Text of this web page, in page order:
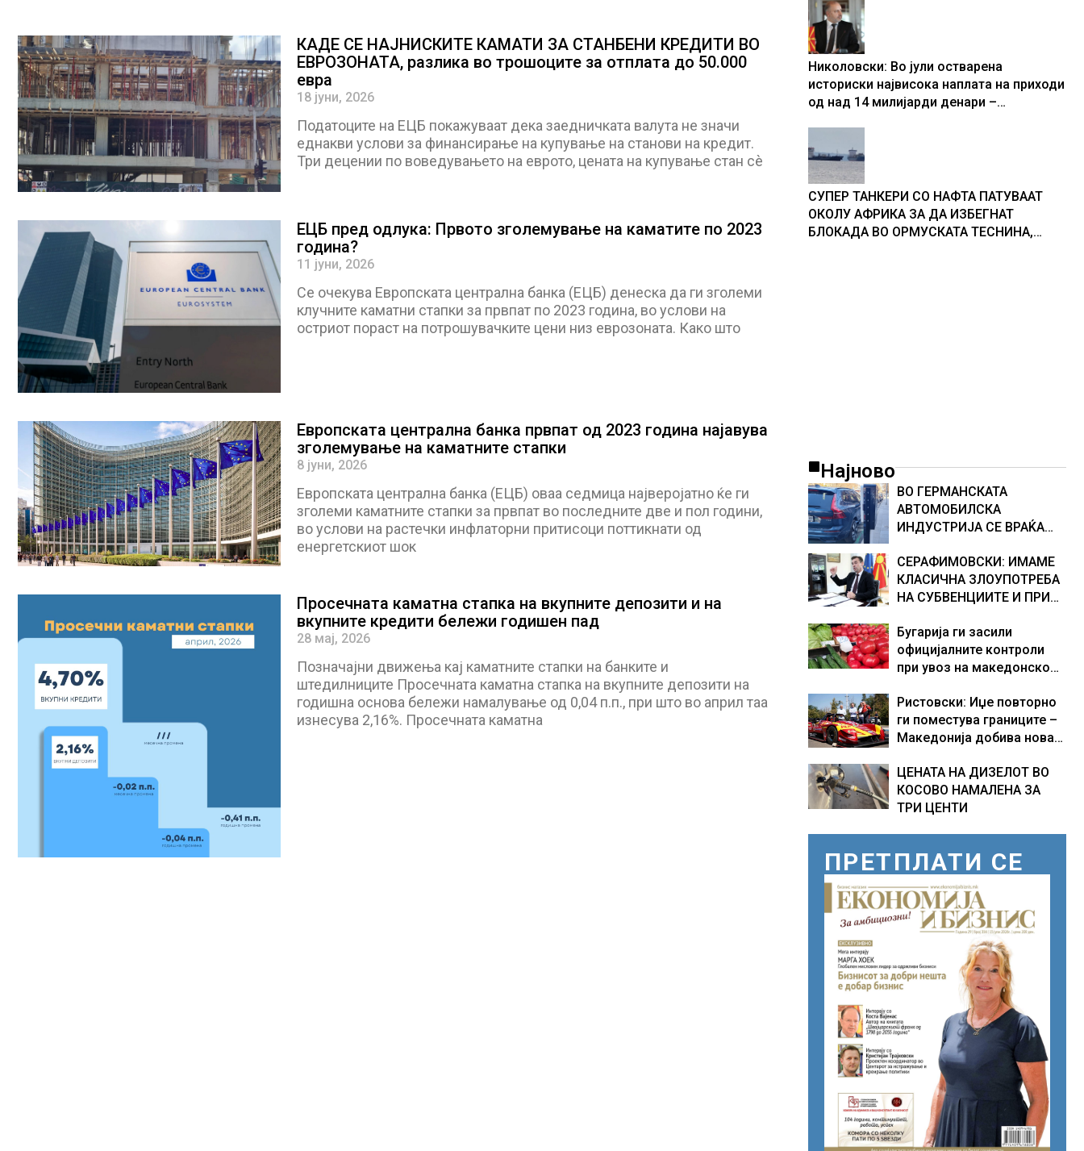
КАДЕ СЕ НАЈНИСКИТЕ КАМАТИ ЗА СТАНБЕНИ КРЕДИТИ ВО
ЕВРОЗОНАТА, разлика во трошоците за отплата до 50.000
евра
18 јуни, 2026
Податоците на ЕЦБ покажуваат дека заедничката валута не значи
еднакви услови за финансирање на купување на станови на кредит.
Три децении по воведувањето на еврото, цената на купување стан сè
ЕЦБ пред одлука: Првото зголемување на каматите по 2023
година?
11 јуни, 2026
Се очекува Европската централна банка (ЕЦБ) денеска да ги зголеми
клучните каматни стапки за првпат по 2023 година, во услови на
остриот пораст на потрошувачките цени низ еврозоната. Како што
Европската централна банка првпат од 2023 година најавува
зголемување на каматните стапки
8 јуни, 2026
Европската централна банка (ЕЦБ) оваа седмица најверојатно ќе ги
зголеми каматните стапки за првпат во последните две и пол години,
во услови на растечки инфлаторни притисоци поттикнати од
енергетскиот шок
Просечната каматна стапка на вкупните депозити и на
вкупните кредити бележи годишен пад
28 мај, 2026
Позначајни движења кај каматните стапки на банките и
штедилниците Просечната каматна стапка на вкупните депозити на
годишна основа бележи намалување од 0,04 п.п., при што во април таа
изнесува 2,16%. Просечната каматна
Николовски: Во јули остварена
историски највисока наплата на приходи
од над 14 милијарди денари –
СУПЕР ТАНКЕРИ СО НАФТА ПАТУВААТ
ОКОЛУ АФРИКА ЗА ДА ИЗБЕГНАТ
БЛОКАДА ВО ОРМУСКАТА ТЕСНИНА,
Најново
ВО ГЕРМАНСКАТА
АВТОМОБИЛСКА
ИНДУСТРИЈА СЕ ВРАЌА
СЕРАФИМОВСКИ: ИМАМЕ
КЛАСИЧНА ЗЛОУПОТРЕБА
НА СУБВЕНЦИИТЕ И ПРИ
Бугарија ги засили
официјалните контроли
при увоз на македонско
пиперки, објави АХВ
Ристовски: Иџе повторно
ги поместува границите –
Македонија добива нова
ЦЕНАТА НА ДИЗЕЛОТ ВО
КОСОВО НАМАЛЕНА ЗА
ТРИ ЦЕНТИ
ПРЕТПЛАТИ СЕ